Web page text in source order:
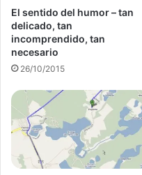
El sentido del humor – tan
delicado, tan
incomprendido, tan
necesario
26/10/2015